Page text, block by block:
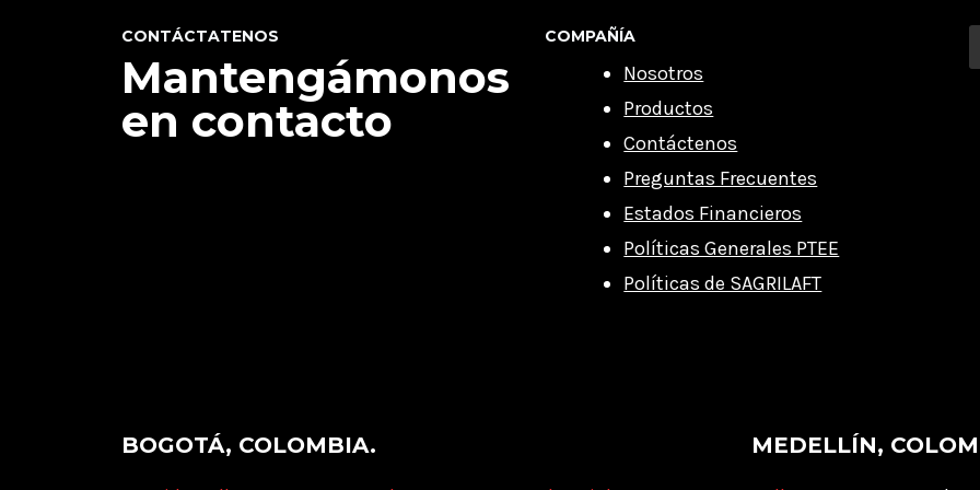
CONTÁCTATENOS
Mantengámonos
en contacto
COMPAÑÍA
Nosotros
Productos
Contáctenos
Preguntas Frecuentes
Estados Financieros
Políticas Generales PTEE
Políticas de SAGRILAFT
BOGOTÁ, COLOMBIA. MEDELLÍN,